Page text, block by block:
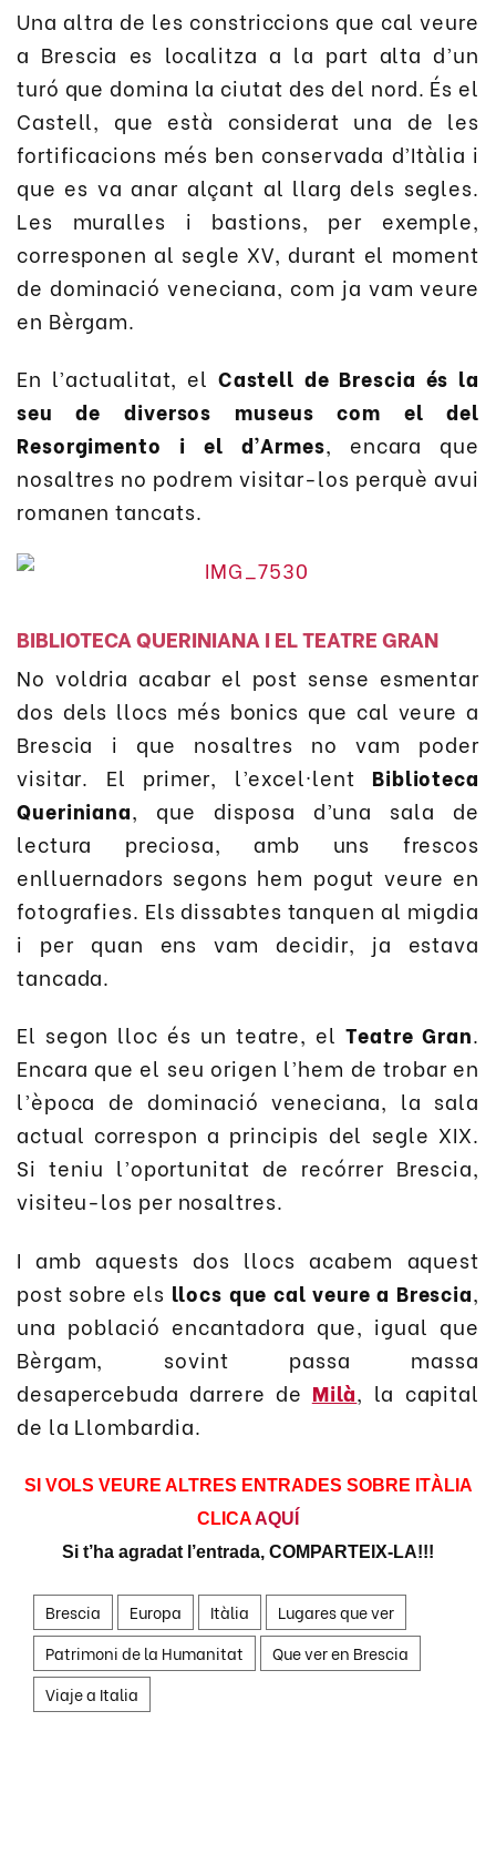
Una altra de les constriccions que cal veure
a Brescia es localitza a la part alta d’un
turó que domina la ciutat des del nord. És el
Castell, que està considerat una de les
fortificacions més ben conservada d’Itàlia i
que es va anar alçant al llarg dels segles.
Les muralles i bastions, per exemple,
corresponen al segle XV, durant el moment
de dominació veneciana, com ja vam veure
en Bèrgam.
En l’actualitat, el Castell de Brescia és la
seu de diversos museus com el del
Resorgimento i el d’Armes, encara que
nosaltres no podrem visitar-los perquè avui
romanen tancats.
BIBLIOTECA QUERINIANA I EL TEATRE GRAN
No voldria acabar el post sense esmentar
dos dels llocs més bonics que cal veure a
Brescia i que nosaltres no vam poder
visitar. El primer, l’excel·lent Biblioteca
Queriniana, que disposa d’una sala de
lectura preciosa, amb uns frescos
enlluernadors segons hem pogut veure en
fotografies. Els dissabtes tanquen al migdia
i per quan ens vam decidir, ja estava
tancada.
El segon lloc és un teatre, el Teatre Gran.
Encara que el seu origen l’hem de trobar en
l’època de dominació veneciana, la sala
actual correspon a principis del segle XIX.
Si teniu l’oportunitat de recórrer Brescia,
visiteu-los per nosaltres.
I amb aquests dos llocs acabem aquest
post sobre els llocs que cal veure a Brescia,
una població encantadora que, igual que
Bèrgam, sovint passa massa
desapercebuda darrere de Milà, la capital
de la Llombardia.
SI VOLS VEURE ALTRES ENTRADES SOBRE ITÀLIA
CLICAAQUÍ
Si t’ha agradat l’entrada, COMPARTEIX-LA!!!
Brescia Europa Itàlia
Lugares que ver
Patrimoni de la Humanitat
Que ver en Brescia
Viaje a Italia